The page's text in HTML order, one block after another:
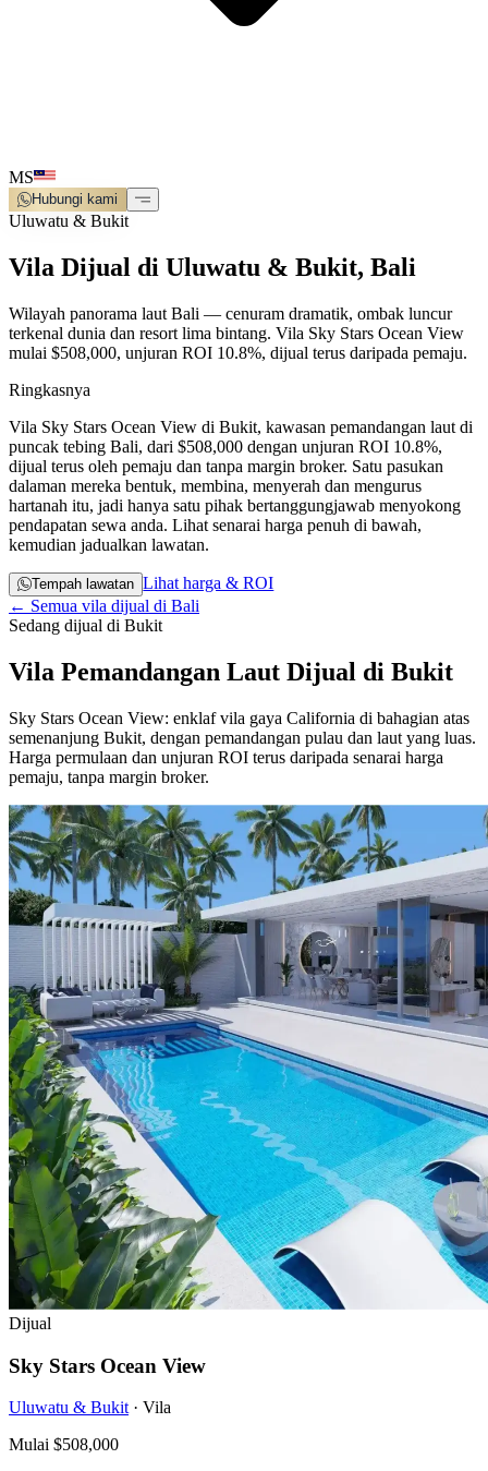
MS
Hubungi kami
Uluwatu & Bukit
Vila Dijual di Uluwatu & Bukit, Bali
Wilayah panorama laut Bali — cenuram dramatik, ombak luncur
terkenal dunia dan resort lima bintang. Vila Sky Stars Ocean View
mulai $508,000, unjuran ROI 10.8%, dijual terus daripada pemaju.
Ringkasnya
Vila Sky Stars Ocean View di Bukit, kawasan pemandangan laut di
puncak tebing Bali, dari $508,000 dengan unjuran ROI 10.8%,
dijual terus oleh pemaju dan tanpa margin broker. Satu pasukan
dalaman mereka bentuk, membina, menyerah dan mengurus
hartanah itu, jadi hanya satu pihak bertanggungjawab menyokong
pendapatan sewa anda. Lihat senarai harga penuh di bawah,
kemudian jadualkan lawatan.
Tempah lawatan Lihat harga & ROI
← Semua vila dijual di Bali
Sedang dijual di Bukit
Vila Pemandangan Laut Dijual di Bukit
Sky Stars Ocean View: enklaf vila gaya California di bahagian atas
semenanjung Bukit, dengan pemandangan pulau dan laut yang luas.
Harga permulaan dan unjuran ROI terus daripada senarai harga
pemaju, tanpa margin broker.
Dijual
Sky Stars Ocean View
Uluwatu & Bukit · Vila
Mulai $508,000